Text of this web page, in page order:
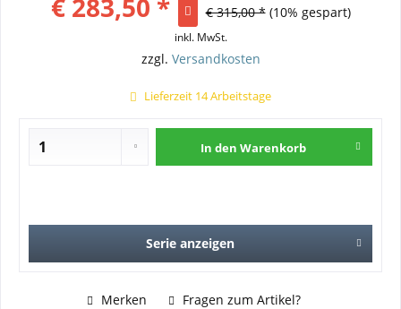
€ 283,50 * € 315,00 * (10% gespart)
inkl. MwSt.
zzgl. Versandkosten
Lieferzeit 14 Arbeitstage
In den Warenkorb
Serie anzeigen
Merken Fragen zum Artikel?